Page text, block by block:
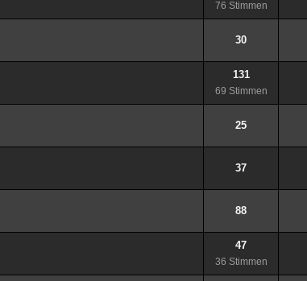
76 Stimmen
30
131
69 Stimmen
25
37
88
47
36 Stimmen